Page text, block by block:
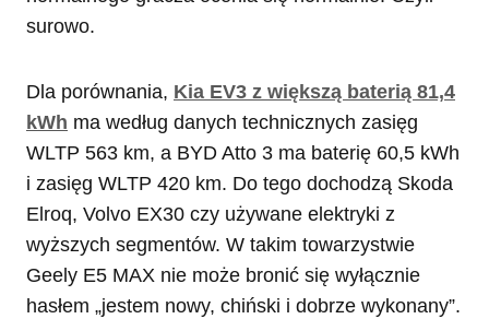
surowo.
Dla porównania, Kia EV3 z większą baterią 81,4
kWh ma według danych technicznych zasięg
WLTP 563 km, a BYD Atto 3 ma baterię 60,5 kWh
i zasięg WLTP 420 km. Do tego dochodzą Skoda
Elroq, Volvo EX30 czy używane elektryki z
wyższych segmentów. W takim towarzystwie
Geely E5 MAX nie może bronić się wyłącznie
hasłem „jestem nowy, chiński i dobrze wykonany”.